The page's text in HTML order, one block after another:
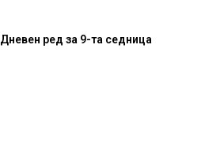
Дневен ред за 9-та седница